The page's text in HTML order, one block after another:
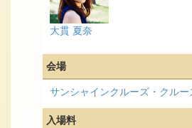
大貫 夏奈
会場
サンシャインクルーズ・クルー
入場料